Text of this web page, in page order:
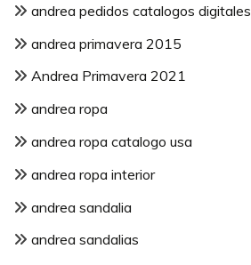
andrea pedidos catalogos digitales
andrea primavera 2015
Andrea Primavera 2021
andrea ropa
andrea ropa catalogo usa
andrea ropa interior
andrea sandalia
andrea sandalias